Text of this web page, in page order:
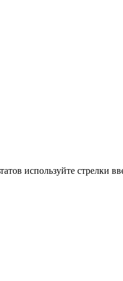
используйте стрелки